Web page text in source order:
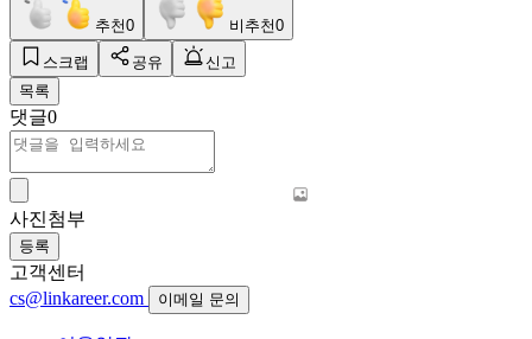
추천0 비추천0
스크랩 공유
신고
목록
댓글0
사진첨부
등록
고객센터
cs@linkareer.com
이메일 문의